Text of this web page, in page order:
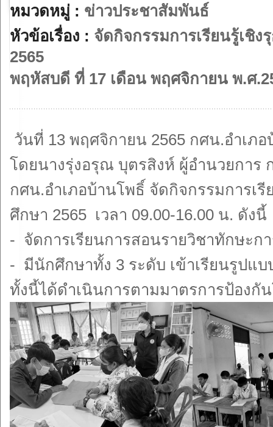
หมวดหมู่ : ข่าวประชาสัมพันธ์
หัวข้อเรื่อง : จัดกิจกรรมการเรียนรู้เชิ
2565
พฤหัสบดี ที่ 17 เดือน พฤศจิกายน พ.ศ
วันที่ 13 พฤศจิกายน 2565 กศน.อำเภ
โดยนางรุ่งอรุณ บุตรสิงห์ ผู้อำนวยกา
กศน.อำเภอบ้านโพธิ์ จัดกิจกรรมการเ
ศึกษา 2565 เวลา 09.00-16.00 น. ดั
- จัดการเรียนการสอนรายวิชาทักษะ
- มีนักศึกษาทั้ง 3 ระดับ เข้าเรียนรูปแ
ทั้งนี้ได้ดำเนินการตามมาตรการป้องกั